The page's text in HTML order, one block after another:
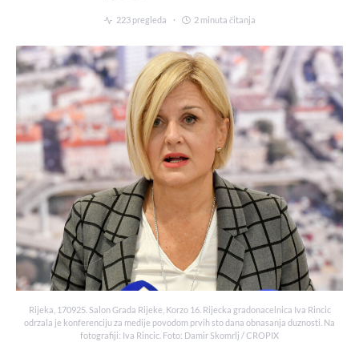
223 pregleda 2 minuta čitanja
Rijeka, 170925. Salon Grada Rijeke, Korzo 16. Rijecka gradonacelnica Iva Rincic
odrzala je konferenciju za medije povodom prvih sto dana obnasanja duznosti. Na
fotografiji: Iva Rincic. Foto: Damir Skomrlj / CROPIX